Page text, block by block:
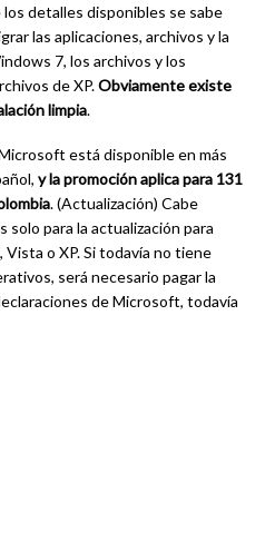
los detalles disponibles se sabe
las aplicaciones, archivos y la
7, los archivos y los
de XP.Obviamente existe
limpia.
está disponible en más
y la promoción aplica para 131
. (Actualización) Cabe
solo para la actualización para
o XP. Si todavía no tiene
será necesario pagar la
de Microsoft, todavía